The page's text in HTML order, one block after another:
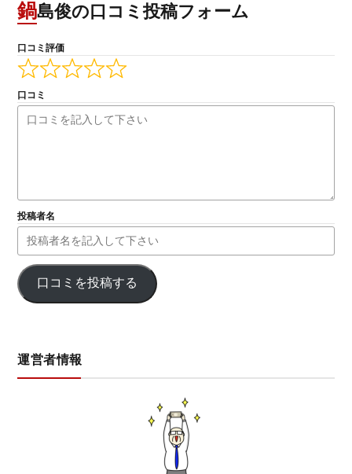
鍋島俊の口コミ投稿フォーム
口コミ評価
口コミ
投稿者名
口コミを投稿する
運営者情報